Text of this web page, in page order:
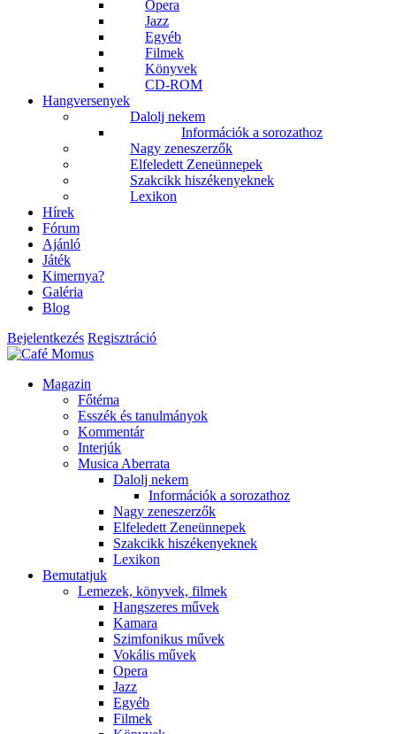
Opera
Jazz
Egyéb
Filmek
Könyvek
CD-ROM
Hangversenyek
Dalolj nekem
Információk a sorozathoz
Nagy zeneszerzők
Elfeledett Zeneünnepek
Szakcikk hiszékenyeknek
Lexikon
Hírek
Fórum
Ajánló
Játék
Kimernya?
Galéria
Blog
Bejelentkezés Regisztráció
Magazin
Főtéma
Esszék és tanulmányok
Kommentár
Interjúk
Musica Aberrata
Dalolj nekem
Információk a sorozathoz
Nagy zeneszerzők
Elfeledett Zeneünnepek
Szakcikk hiszékenyeknek
Lexikon
Bemutatjuk
Lemezek, könyvek, filmek
Hangszeres művek
Kamara
Szimfonikus művek
Vokális művek
Opera
Jazz
Egyéb
Filmek